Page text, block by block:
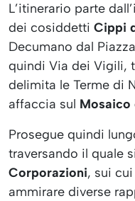
L’itinerario parte
dei cosiddetti Cippi
Decumano dal
quindi Via dei Vigili,
delimita le Terme di
affaccia sul Mosaico
Prosegue quindi
traversando il quale
Corporazioni, sui
ammirare diverse